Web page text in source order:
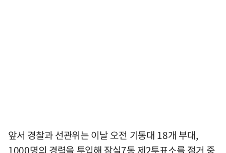
앞서 경찰과 선관위는 이날 오전 기동대 18개 부대,
1000명의 경력을 투입해 잠실7동 제2투표소를 점거 중